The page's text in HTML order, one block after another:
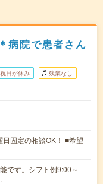
病院で患者さん
日が休み 残業なし
固定の相談OK！ ■希望
です。シフト例9:00～